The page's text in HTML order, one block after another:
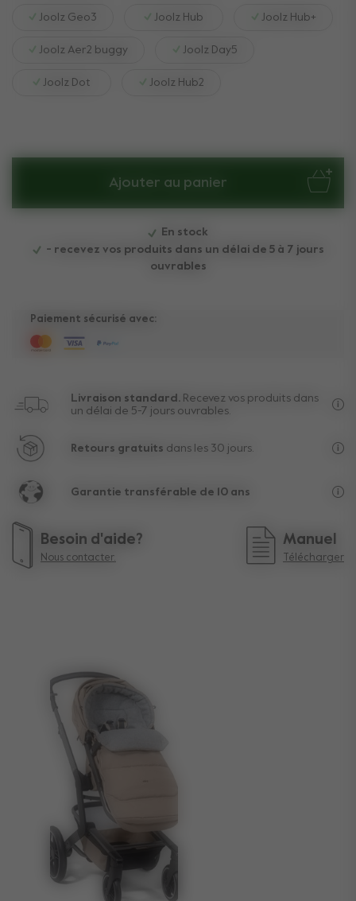
Joolz Geo3 Joolz Hub Joolz Hub+
Joolz Aer2 buggy Joolz Day5
Joolz Dot Joolz Hub2
Ajouter au panier
En stock
- recevez vos produits dans un délai de 5 à 7 jours
ouvrables
Paiement sécurisé avec:
Livraison standard. Recevez vos produits dans
un délai de 5-7 jours ouvrables.
Retours gratuits dans les 30 jours.
Garantie transférable de 10 ans
Besoin d'aide?
Nous contacter.
Manuel
Télécharger